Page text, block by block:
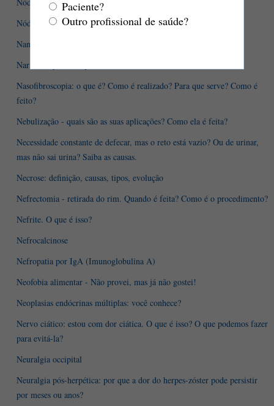
Paciente?
Outro profissional de saúde?
Nódulos tireoidianos
Nanismo: o que é? Quais são as causas? Como evolui?
Nariz entupido - o que fazer?
Nasofibroscopia: o que é? Como é realizado? Para que serve? Como é
feito?
Nebulização - quais são as suas aplicações? Como ela é feita?
Necessidade constante de defecar, mas o reto está vazio? Ou de urinar,
mas não sai urina? Saiba as causas.
Necrose: definição, causas, tipos, evolução
Nefrectomia - retirada do rim. Quando é feita? Como é o procedimento?
Nefrite. O que é isso?
Nefrocalcinose
Nefropatia por IgA (Imunoglobulina A)
Neofobia alimentar - Não provei, mas já não gostei!
Neoplasias endócrinas múltiplas: você conhece?
Nervo ciático: estou com dor ciática. O que é isso? O que podemos fazer
para evitá-la?
Neuralgia occipital
Neuralgia pós-herpética: por que a dor do herpes-zóster pode persistir
por meses ou anos?